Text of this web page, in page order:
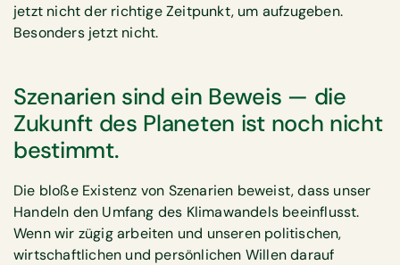
jetzt nicht der richtige Zeitpunkt, um aufzugeben.
Besonders jetzt nicht.
Szenarien sind ein Beweis — die
Zukunft des Planeten ist noch nicht
bestimmt.
Die bloße Existenz von Szenarien beweist, dass unser
Handeln den Umfang des Klimawandels beeinflusst.
Wenn wir zügig arbeiten und unseren politischen,
wirtschaftlichen und persönlichen Willen darauf